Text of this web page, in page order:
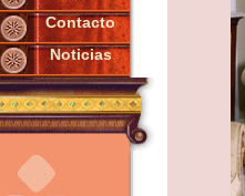
Contacto
Noticias